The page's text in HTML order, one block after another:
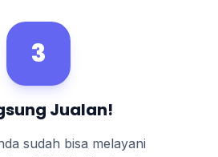
3
Jualan!
sudah bisa melayani